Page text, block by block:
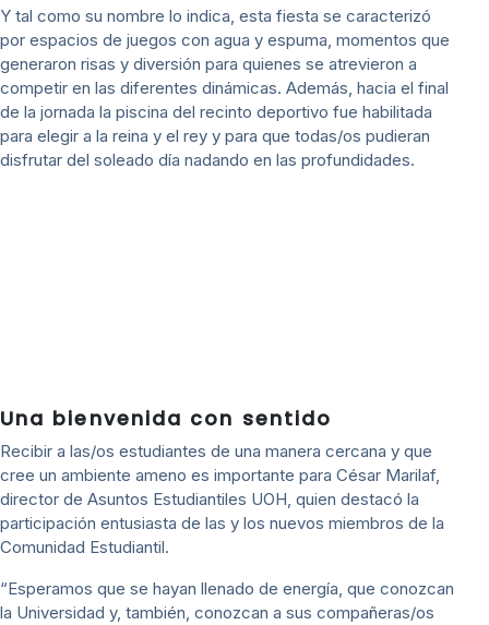
Y tal como su nombre lo indica, esta fiesta se caracterizó
por espacios de juegos con agua y espuma, momentos que
generaron risas y diversión para quienes se atrevieron a
competir en las diferentes dinámicas. Además, hacia el final
de la jornada la piscina del recinto deportivo fue habilitada
para elegir a la reina y el rey y para que todas/os pudieran
disfrutar del soleado día nadando en las profundidades.
Una bienvenida con sentido
Recibir a las/os estudiantes de una manera cercana y que
cree un ambiente ameno es importante para César Marilaf,
director de Asuntos Estudiantiles UOH, quien destacó la
participación entusiasta de las y los nuevos miembros de la
Comunidad Estudiantil.
“Esperamos que se hayan llenado de energía, que conozcan
la Universidad y, también, conozcan a sus compañeras/os